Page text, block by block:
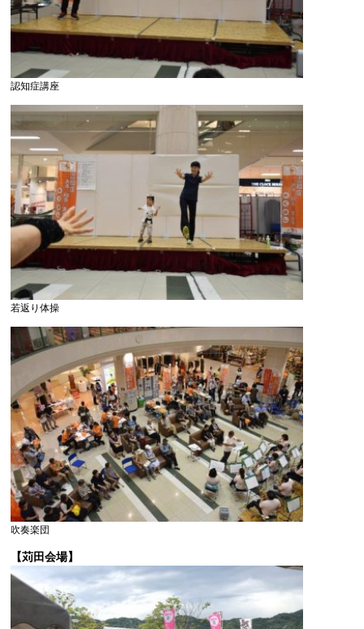
認知症講座
若返り体操
吹奏楽団
【苅田会場】